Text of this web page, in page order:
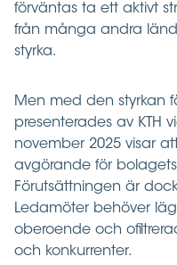
förväntas ta ett aktivt
från många andra
styrka.
Men med den styrkan
presenterades av KTH
november 2025 visar
avgörande för
Förutsättningen är
Ledamöter behöver
oberoende och
och konkurrenter.